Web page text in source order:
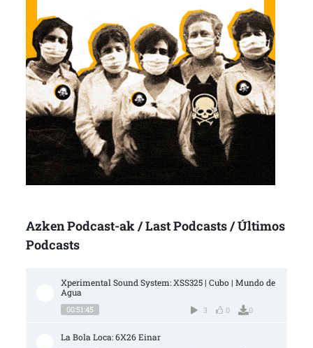
Azken Podcast-ak / Last Podcasts / Últimos
Podcasts
Xperimental Sound System: XSS325 | Cubo | Mundo de
Agua
00:51:45 3 0 0
La Bola Loca: 6X26 Einar